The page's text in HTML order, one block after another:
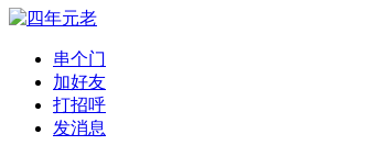
串个门
加好友
打招呼
发消息